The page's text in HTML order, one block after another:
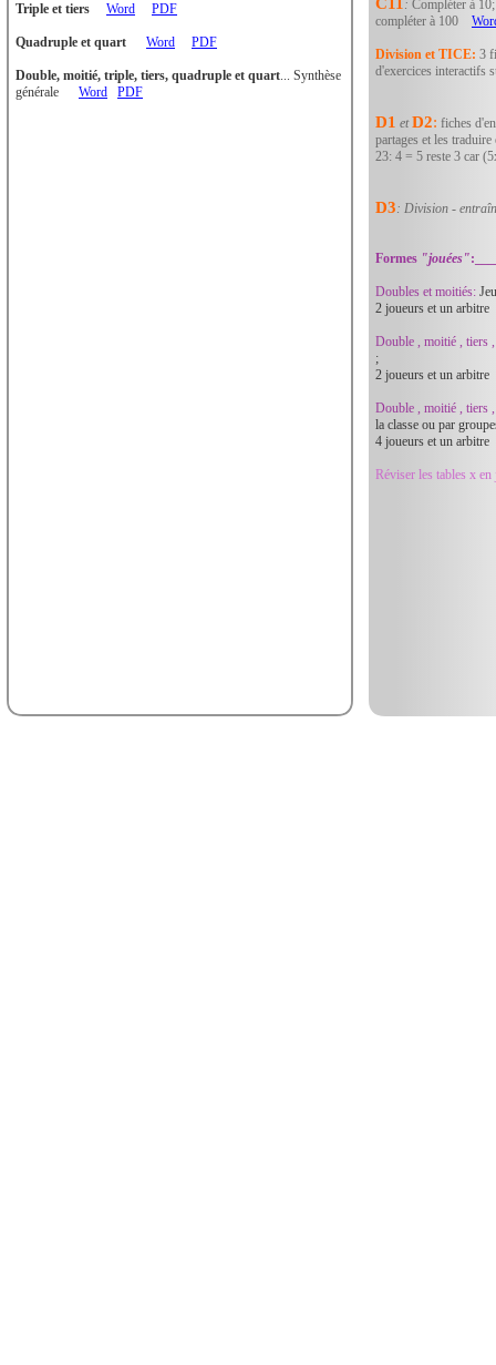
Triple et tiers Word PDF
Quadruple et quart Word PDF
Double, moitié, triple, tiers, quadruple et quart... Synthèse
générale Word PDF
: Compléter à
compléter à 100
Division et TICE: 3
d'exercices interactifs
D1 etD2: fiches
partages et les
23: 4 = 5 reste 3 car
D3: Division -
Formes "jouées"
Doubles et moitiés:
2 joueurs et
Double , moitié , tiers
;
2 joueurs et
Double , moitié , tiers
la classe ou par
4 joueurs et
Réviser les tables x